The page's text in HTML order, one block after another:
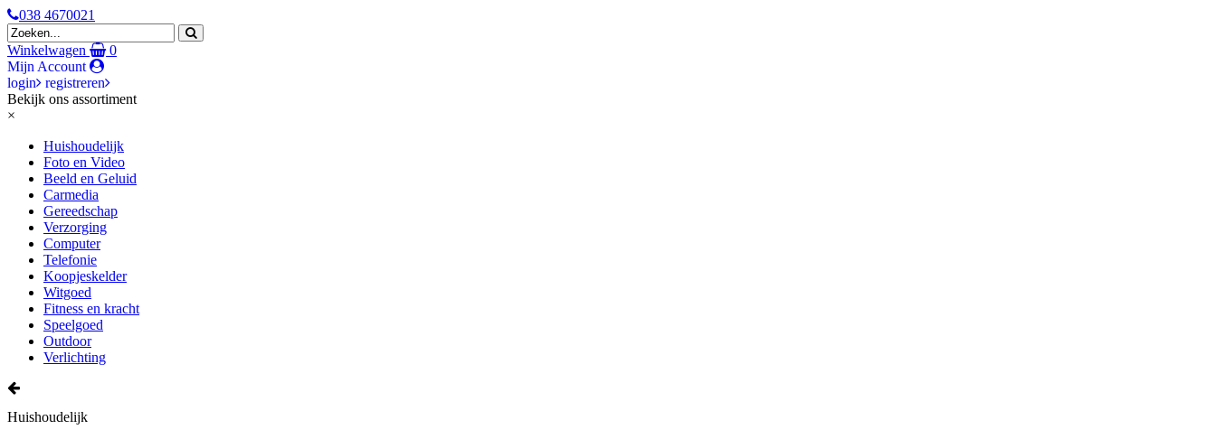
038 4670021
Winkelwagen
0
Mijn Account
login
registreren
Bekijk ons assortiment
×
Huishoudelijk
Foto en Video
Beeld en Geluid
Carmedia
Gereedschap
Verzorging
Computer
Telefonie
Koopjeskelder
Witgoed
Fitness en kracht
Speelgoed
Outdoor
Verlichting
Huishoudelijk